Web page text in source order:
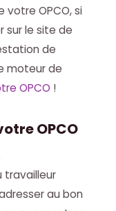
OPCO, si
sur le site de
de
moteur de
OPCO !
OPCO
travailleur
au bon